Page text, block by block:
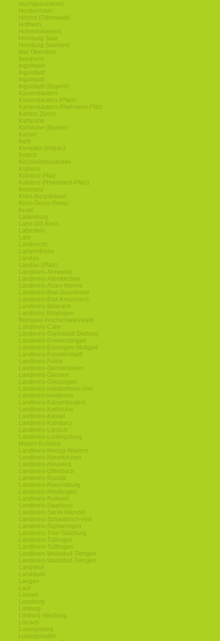
Hochtaunuskreis
Hockenheim
Höchst (Odenwald)
Hofheim
Hohenlohekreis
Homburg Saar
Homburg Saarland
Idar Oberstein
Ilvesheim
Ingelheim
Ingolstadt
Ingolstadt
Ingolstadt (Bayern)
Kaiserslautern
Kaiserslautern (Pfalz)
Kaiserslautern-Rheinland-Pfalz
Kanton Zürich
Karlsruhe
Karlsruhe (Baden)
Kassel
Kehl
Kempten (Allgäu)
Ketsch
Kirchheimbolanden
Koblenz
Koblenz-Pfalz
Koblenz (Rheinland-Pfalz)
Konstanz
Kreis-Bergstrasse
Kreis-Gross-Gerau
Kusel
Ladenburg
Lahn-Dill-Kreis
Lahnstein
Lahr
Lambrecht
Lampertheim
Landau
Landau (Pfalz)
Landkreis-Ahrweiler
Landkreis-Altenkirchen
Landkreis-Alzey-Worms
Landkreis-Bad-Duerkheim
Landkreis-Bad-Kreuznach
Landkreis-Biberach
Landkreis Böblingen
Breisgau-Hochschwarzwald
Landkreis-Calw
Landkreis-Darmstadt-Dieburg
Landkreis-Emmendingen
Landkreis-Esslingen-Stuttgart
Landkreis-Freudenstadt
Landkreis-Fulda
Landkreis-Germersheim
Landkreis-Giessen
Landkreis-Göppingen
Landkreis-Heidenheim-Ulm
Landkreis-Heilbronn
Landkreis-Kaiserslautern
Landkreis-Karlsruhe
Landkreis-Kassel
Landkreis-Konstanz
Landkreis-Lörrach
Landkreis-Ludwigsburg
Mayen-Koblenz
Landkreis-Merzig-Wadern
Landkreis-Neunkirchen
Landkreis-Neuwied
Landkreis-Offenbach
Landkreis-Rastatt
Landkreis-Ravensburg
Landkreis-Reutlingen
Landkreis-Rottweil
Landkreis-Saarlouis
Landkreis-Sankt-Wendel
Landkreis-Schwäbisch-Hall
Landkreis-Sigmaringen
Landkreis-Trier-Saarburg
Landkreis-Tübingen
Landkreis-Tuttlingen
Landkreis-Waldshut-Tiengen
Landkreis-Waldshut-Tiengen
Landshut
Landstuhl
Langen
Lauf
Leimen
Leonberg
Limburg
Limburg-Weilburg
Lörrach
Ludwigsburg
Ludwigshafen